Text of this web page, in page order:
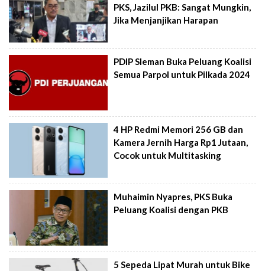
PKS, Jazilul PKB: Sangat Mungkin,
Jika Menjanjikan Harapan
PDIP Sleman Buka Peluang Koalisi
Semua Parpol untuk Pilkada 2024
4 HP Redmi Memori 256 GB dan
Kamera Jernih Harga Rp1 Jutaan,
Cocok untuk Multitasking
Muhaimin Nyapres, PKS Buka
Peluang Koalisi dengan PKB
5 Sepeda Lipat Murah untuk Bike